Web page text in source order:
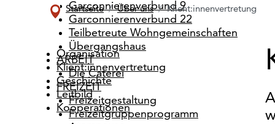
Garconnierenverbund 9
Garconnierenverbund 22
Teilbetreute Wohngemeinschaften
Übergangshaus
ARBEIT
Die Caterei
FREIZEIT
Freizeitgestaltung
Freizeitgruppenprogramm
Startseite Über uns Klient:innenvertretung
Organisation
Klient:innenvertretung
Geschichte
Leitbild
Kooperationen